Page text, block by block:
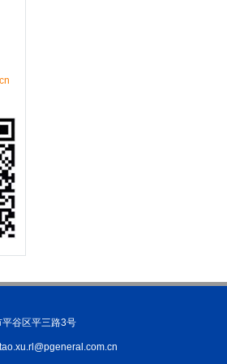
谷区平三路3号
tao.xu.rl@pgeneral.com.cn